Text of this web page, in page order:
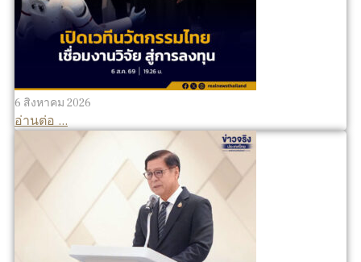
6 สิงหาคม 2026
อ่านต่อ ...